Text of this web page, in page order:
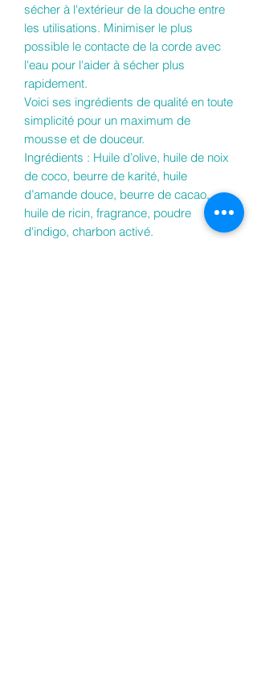
sécher à l'extérieur de la douche entre
les utilisations. Minimiser le plus
possible le contacte de la corde avec
l'eau pour l'aider à sécher plus
rapidement.
Voici ses ingrédients de qualité en toute
simplicité pour un maximum de
mousse et de douceur.
Ingrédients : Huile d’olive, huile de noix
de coco, beurre de karité, huile
d’amande douce, beurre de cacao,
huile de ricin, fragrance, poudre
d'indigo, charbon activé.